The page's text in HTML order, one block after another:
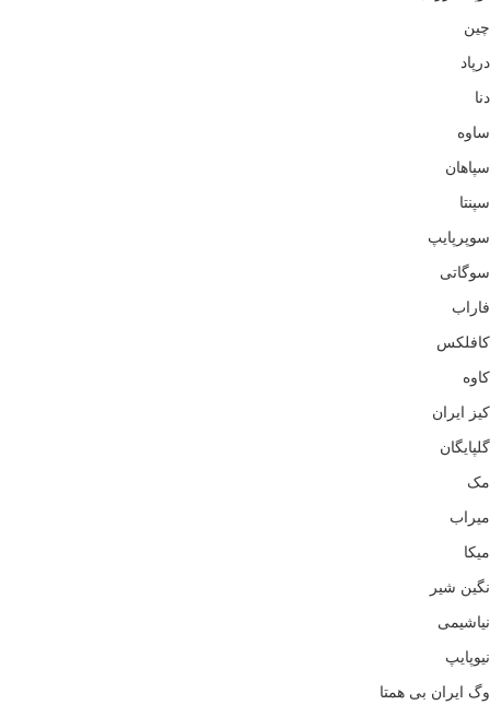
چین
درپاد
دنا
ساوه
سپاهان
سپنتا
سوپرپایپ
سوگاتی
فاراب
کافلکس
کاوه
کیز ایران
گلپایگان
مک
میراب
میکا
نگین شیر
نیاشیمی
نیوپایپ
وگ ایران بی همتا